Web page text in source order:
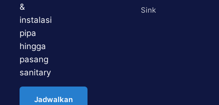
&
instalasi
pipa
hingga
pasang
sanitary
Jadwalkan
Sink